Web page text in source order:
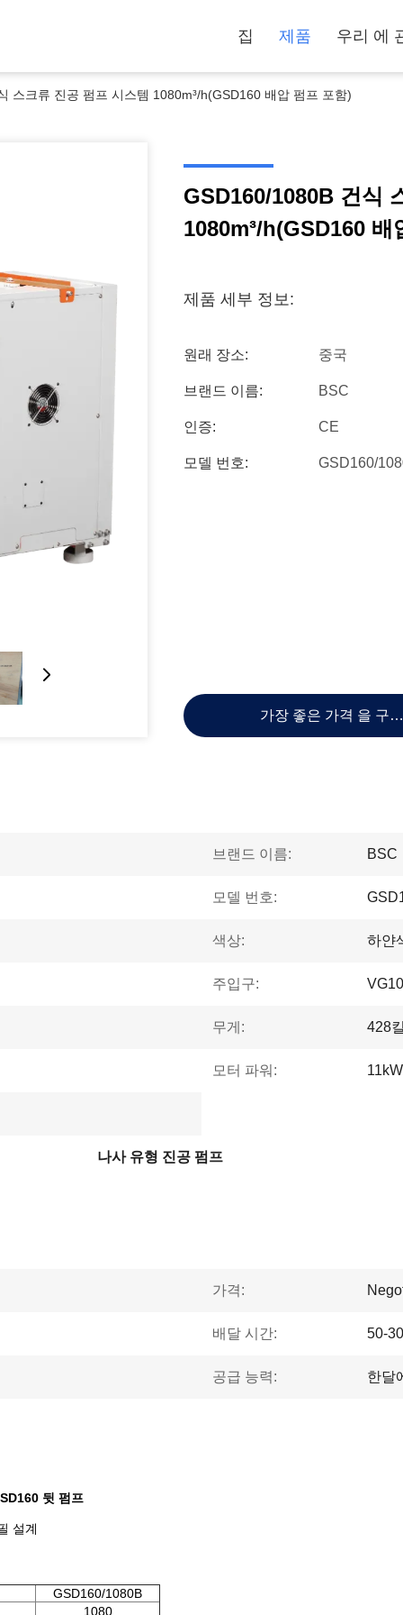
집 제품 우리 에
스크류 진공 펌프 시스템 1080m³/h(GSD160 배압 펌프 포함)
GSD160/1080B 건식
1080m³/h(GSD160 배
제품 세부 정보:
원래 장소: 중국
브랜드 이름: BSC
인증: CE
모델 번호: GSD160/
가장 좋은 가격 을 구하
브랜드 이름: BSC
모델 번호:
색상: 하얀
주입구:
무게: 428
모터 파워: 11kW
나사 유형 진공 펌프
가격:
배달 시간: 50-
공급 능력: 한달
뒷 펌프
설계
GSD160/1080B
1080